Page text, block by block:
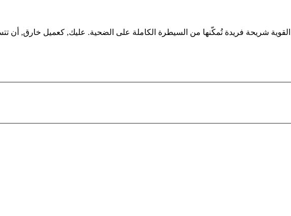
شريحة فريدة تُمكّنها من السيطرة الكاملة على الضحية. عليك, كعميل خارق, أن